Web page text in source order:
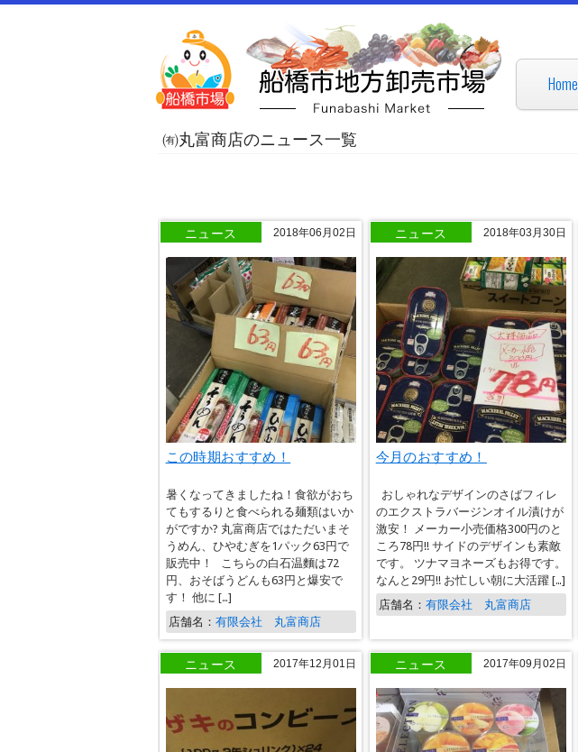
Home
㈲丸富商店のニュース一覧
ニュース 2018年06月02日
この時期おすすめ！
暑くなってきましたね！食欲がおち
てもするりと食べられる麺類はいか
がですか? 丸富商店ではただいまそ
うめん、ひやむぎを1パック63円で
販売中！ こちらの白石温麵は72
円、おそばうどんも63円と爆安で
す！ 他に […]
店舗名： 有限会社 丸富商店
ニュース 2018年03月30日
今月のおすすめ！
おしゃれなデザインのさばフィレ
のエクストラバージンオイル漬けが
激安！ メーカー小売価格300円のと
ころ78円!! サイドのデザインも素敵
です。 ツナマヨネーズもお得です。
なんと29円!! お忙しい朝に大活躍 […]
店舗名： 有限会社 丸富商店
ニュース 2017年12月01日 ニュース 2017年09月02日